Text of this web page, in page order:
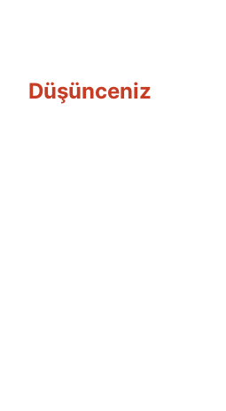
Düşünceniz